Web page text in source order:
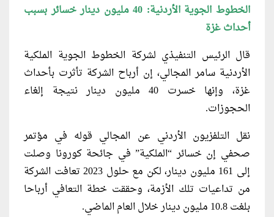
الخطوط الجوية الأردنية: 40 مليون دينار خسائر بسبب
أحداث غزة
قال الرئيس التنفيذي لشركة الخطوط الجوية الملكية
الأردنية سامر المجالي، إن أرباح الشركة تأثرت بأحداث
غزة، وإنها خسرت 40 مليون دينار نتيجة إلغاء
الحجوزات.
نقل التلفزيون الأردني عن المجالي قوله في مؤتمر
صحفي إن خسائر “الملكية” في جائحة كورونا وصلت
إلى 161 مليون دينار، لكن مع حلول 2023 تعافت الشركة
من تداعيات تلك الأزمة، وحققت خطة التعافي أرباحا
بلغت 10.8 مليون دينار خلال العام الماضي.